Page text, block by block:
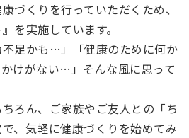
づくりを行っていただくため、
を実施しています。
不足かも…」「健康のために何か
けがない…」そんな風に思って
ろん、ご家族やご友人との「ち
、気軽に健康づくりを始めてみ